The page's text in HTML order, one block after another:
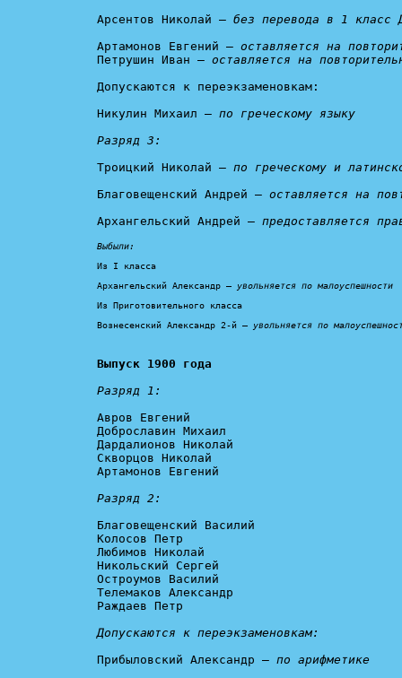
Арсентов Николай – без перевода в 1 класс
Артамонов Евгений – оставляется на
Петрушин Иван – оставляется на
Допускаются к переэкзаменовкам:
Никулин Михаил – по греческому языку
Разряд 3:
Троицкий Николай – по греческому и
Благовещенский Андрей – оставляется на
Архангельский Андрей – предоставляется
Выбыли:
Из I класса
Архангельский Александр – увольняется по малоуспешности
Из Приготовительного класса
Вознесенский Александр 2-й – увольняется по
Выпуск 1900 года
Разряд 1:
Авров Евгений
Доброславин Михаил
Дардалионов Николай
Скворцов Николай
Артамонов Евгений
Разряд 2:
Благовещенский Василий
Колосов Петр
Любимов Николай
Никольский Сергей
Остроумов Василий
Телемаков Александр
Раждаев Петр
Допускаются к переэкзаменовкам:
Прибыловский Александр – по арифметике